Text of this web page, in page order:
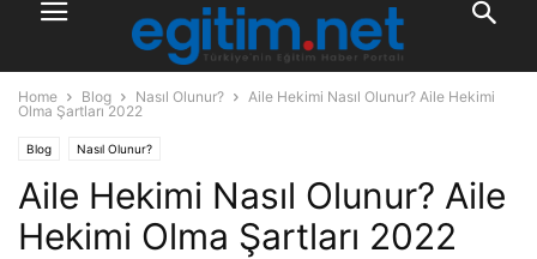
Home Blog Nasıl Olunur?
Aile Hekimi Nasıl Olunur? Aile Hekimi
Olma Şartları 2022
Blog Nasıl Olunur?
Aile Hekimi Nasıl Olunur? Aile
Hekimi Olma Şartları 2022